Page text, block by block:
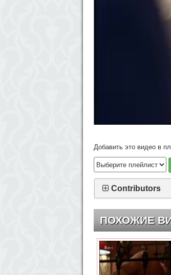
Добавить это видео в
Contributors
ПОХОЖИЕ